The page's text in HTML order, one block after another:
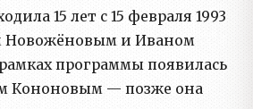
15 лет с 15 февраля 1993
Новожёновым и Иваном
программы появилась
Кононовым — позже она